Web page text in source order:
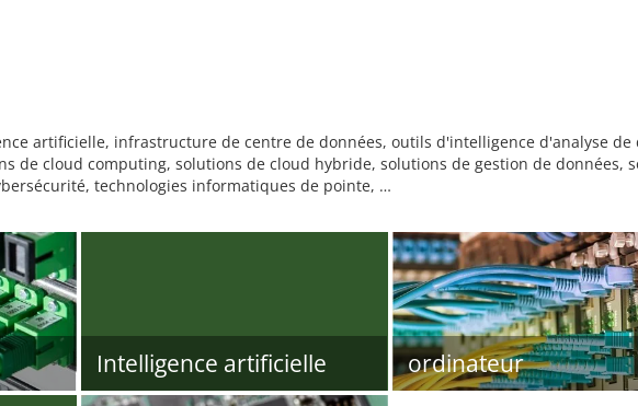
artificielle, infrastructure de centre de données, outils d'intelligence d'analyse
de cloud computing, solutions de cloud hybride, solutions de gestion de données,
technologies informatiques de pointe, …
Intelligence artificielle ordinateur